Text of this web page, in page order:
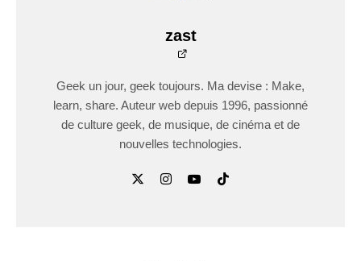
zast
Geek un jour, geek toujours. Ma devise : Make,
learn, share. Auteur web depuis 1996, passionné
de culture geek, de musique, de cinéma et de
nouvelles technologies.